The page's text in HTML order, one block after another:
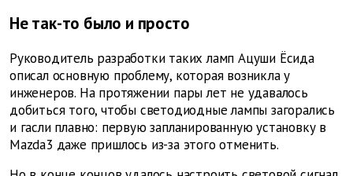
Не так-то было и просто
Руководитель разработки таких ламп Ацуши Ёсида
описал основную проблему, которая возникла у
инженеров. На протяжении пары лет не удавалось
добиться того, чтобы светодиодные лампы загорались
и гасли плавно: первую запланированную установку в
Mazda3 даже пришлось из-за этого отменить.